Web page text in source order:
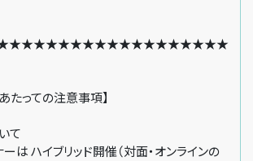
たっての注意事項】
て
は ハイブリッド開催（対面・オンラインの